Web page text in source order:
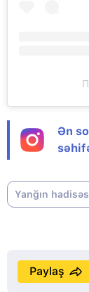
Ən
Yanğın
Paylaş